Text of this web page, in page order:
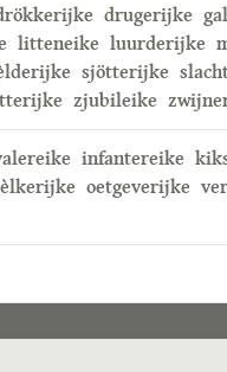
drugerijke
litteneike luurderijke
sjötterijke
zjubileike
infantereike
oetgeverijke